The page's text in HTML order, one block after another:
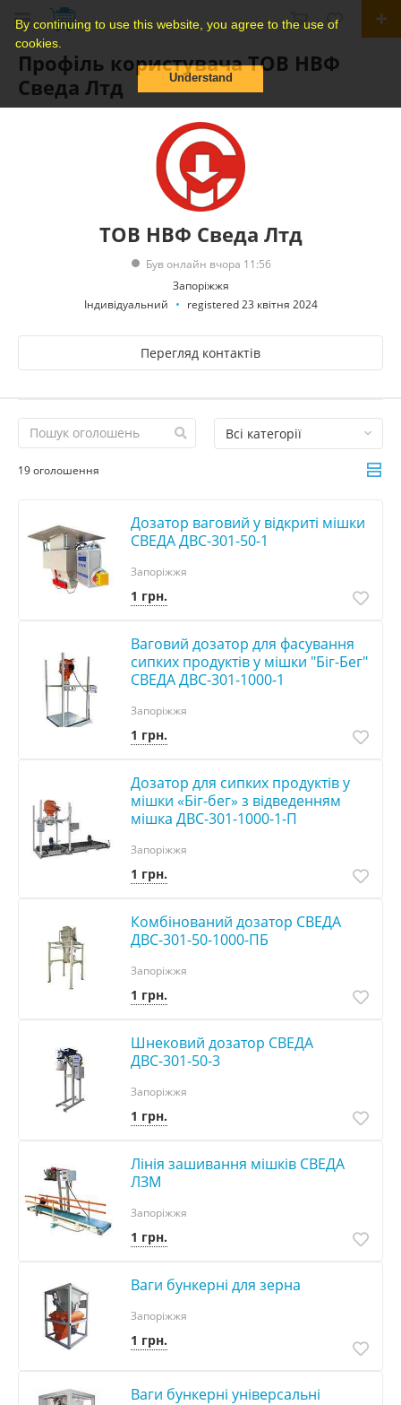
By continuing to use this website, you agree to the use of
cookies.
Understand
Профіль користувача ТОВ НВФ
Сведа Лтд
Всі категорії
19 оголошення
Дозатор ваговий у відкриті мішки
СВЕДА ДВС-301-50-1
1 грн.
Запоріжжя
Ваговий дозатор для фасування
сипких продуктів у мішки "Біг-Бег"
СВЕДА ДВС-301-1000-1
1 грн.
Запоріжжя
Дозатор для сипких продуктів у
мішки «Біг-бег» з відведенням
мішка ДВС-301-1000-1-П
1 грн.
Запоріжжя
Комбінований дозатор СВЕДА
ДВС-301-50-1000-ПБ
1 грн.
Запоріжжя
Шнековий дозатор СВЕДА
ДВС-301-50-3
1 грн.
Запоріжжя
Лінія зашивання мішків СВЕДА
ЛЗМ
1 грн.
Запоріжжя
Ваги бункерні для зерна
1 грн.
Запоріжжя
Ваги бункерні універсальні
ТОВ НВФ Сведа Лтд
Був онлайн вчора 11:56
Запоріжжя
Індивідуальний
registered 23 квітня 2024
Перегляд контактів